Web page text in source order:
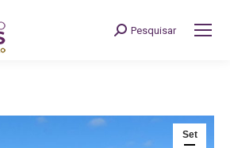
Search:
Pesquisar
Set